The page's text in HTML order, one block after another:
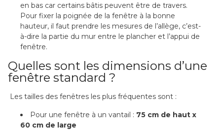
en bas car certains bâtis peuvent être de travers.
Pour fixer la poignée de la fenêtre à la bonne
hauteur, il faut prendre les mesures de l’allège, c’est-
à-dire la partie du mur entre le plancher et l’appui de
fenêtre.
Quelles sont les dimensions d’une
fenêtre standard ?
Les tailles des fenêtres les plus fréquentes sont :
Pour une fenêtre à un vantail : 75 cm de haut x
60 cm de large